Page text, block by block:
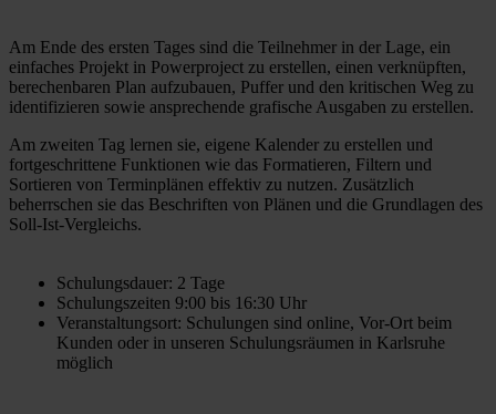
Am Ende des ersten Tages sind die Teilnehmer in der Lage, ein
einfaches Projekt in Powerproject zu erstellen, einen verknüpften,
berechenbaren Plan aufzubauen, Puffer und den kritischen Weg zu
identifizieren sowie ansprechende grafische Ausgaben zu erstellen.
Am zweiten Tag lernen sie, eigene Kalender zu erstellen und
fortgeschrittene Funktionen wie das Formatieren, Filtern und
Sortieren von Terminplänen effektiv zu nutzen. Zusätzlich
beherrschen sie das Beschriften von Plänen und die Grundlagen des
Soll-Ist-Vergleichs.
Schulungsdauer: 2 Tage
Schulungszeiten 9:00 bis 16:30 Uhr
Veranstaltungsort: Schulungen sind online, Vor-Ort beim
Kunden oder in unseren Schulungsräumen in Karlsruhe
möglich